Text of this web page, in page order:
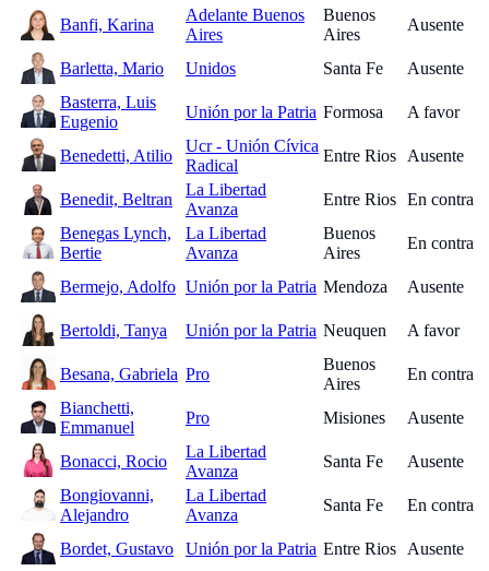
Banfi, Karina
Adelante Buenos
Aires
Buenos
Aires
Ausente
Barletta, Mario Unidos Santa Fe
Ausente
Basterra, Luis
Eugenio
Unión por la Patria Formosa A favor
Benedetti, Atilio
Ucr - Unión Cívica
Radical
Entre Rios Ausente
Benedit, Beltran
La Libertad
Avanza
Entre Rios En contra
Benegas Lynch,
Bertie
La Libertad
Avanza
Buenos
Aires
En contra
Bermejo, Adolfo Unión por la Patria Mendoza Ausente
Bertoldi, Tanya Unión por la Patria Neuquen A favor
Besana, Gabriela Pro
Buenos
Aires
En contra
Bianchetti,
Emmanuel
Pro Misiones Ausente
Bonacci, Rocio
La Libertad
Avanza
Santa Fe
Ausente
Bongiovanni,
Alejandro
La Libertad
Avanza
Santa Fe En contra
Bordet, Gustavo Unión por la Patria Entre Rios Ausente